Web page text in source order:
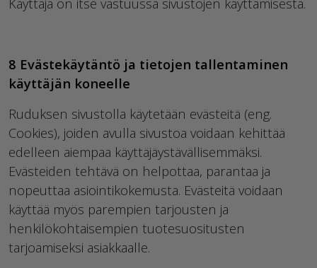
8 Evästekäytäntö ja tietojen tallentaminen
käyttäjän koneelle
Ruduksen sivustolla käytetään evästeitä (eng.
Cookies), joiden avulla sivustoa voidaan kehittää
edelleen aiempaa käyttäjäystävällisemmäksi.
Evästeiden tehtävä on helpottaa, parantaa ja
nopeuttaa asiointikokemusta. Evästeitä voidaan
käyttää myös parempien tarjousten ja
henkilökohtaisempien tuotesuositusten
tarjoamiseksi asiakkaalle.